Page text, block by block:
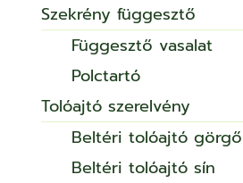
Szekrény függesztő
Függesztő vasalat
Polctartó
Tolóajtó szerelvény
Beltéri tolóajtó
Beltéri tolóajtó sín